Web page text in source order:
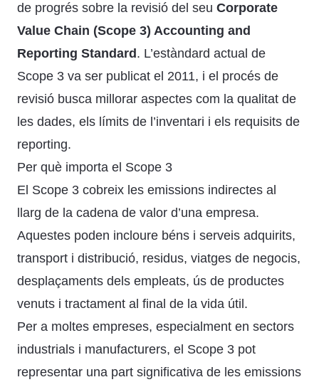
de progrés sobre la revisió del seu Corporate
Value Chain (Scope 3) Accounting and
Reporting Standard . L’estàndard actual de
Scope 3 va ser publicat el 2011, i el procés de
revisió busca millorar aspectes com la qualitat de
les dades, els límits de l’inventari i els requisits de
reporting.
Per què importa el Scope 3
El Scope 3 cobreix les emissions indirectes al
llarg de la cadena de valor d’una empresa.
Aquestes poden incloure béns i serveis adquirits,
transport i distribució, residus, viatges de negocis,
desplaçaments dels empleats, ús de productes
venuts i tractament al final de la vida útil.
Per a moltes empreses, especialment en sectors
industrials i manufacturers, el Scope 3 pot
representar una part significativa de les emissions